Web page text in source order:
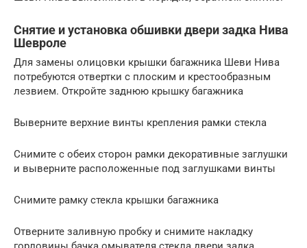
Снятие и установка обшивки двери задка Нива
Шевроле
Для замены олицовки крышки багажника Шеви Нива
потребуются отвертки с плоским и крестообразным
лезвием. Откройте заднюю крышку багажника
Выверните верхние винты крепления рамки стекла
Снимите с обеих сторон рамки декоративные заглушки
и выверните расположенные под заглушками винты
Снимите рамку стекла крышки багажника
Отверните заливную пробку и снимите накладку